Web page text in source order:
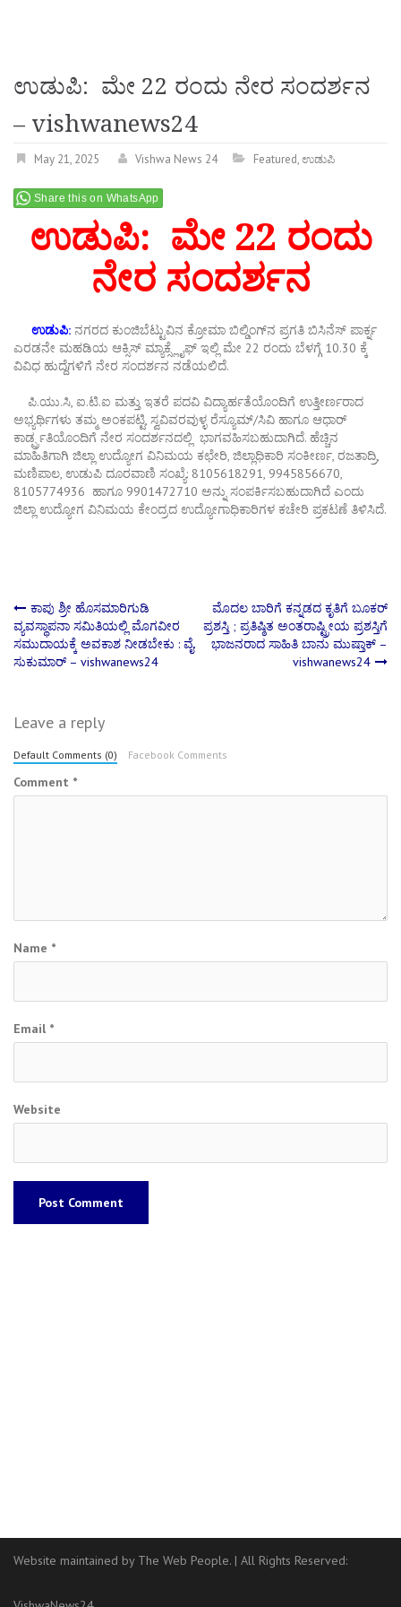
ಉಡುಪಿ: ಮೇ 22 ರಂದು ನೇರ ಸಂದರ್ಶನ
– vishwanews24
May 21, 2025 Vishwa News 24 Featured,ಉಡುಪಿ
Share this on WhatsApp
ಉಡುಪಿ: ಮೇ 22 ರಂದು
ನೇರ ಸಂದರ್ಶನ
ಉಡುಪಿ: ನಗರದ ಕುಂಜಿಬೆಟ್ಟುವಿನ ಕ್ರೋಮಾ ಬಿಲ್ಡಿಂಗ್ನ ಪ್ರಗತಿ ಬಿಸಿನೆಸ್ ಪಾರ್ಕ್ನ
ಎರಡನೇ ಮಹಡಿಯ ಆಕ್ಸಿಸ್ ಮ್ಯಾಕ್ಸ್ಲೈಫ್ ಇಲ್ಲಿ ಮೇ 22 ರಂದು ಬೆಳಗ್ಗೆ 10.30 ಕ್ಕೆ
ವಿವಿಧ ಹುದ್ದೆಗಳಿಗೆ ನೇರ ಸಂದರ್ಶನ ನಡೆಯಲಿದೆ.
ಪಿ.ಯು.ಸಿ, ಐ.ಟಿ.ಐ ಮತ್ತು ಇತರೆ ಪದವಿ ವಿದ್ಯಾರ್ಹತೆಯೊಂದಿಗೆ ಉತ್ತೀರ್ಣರಾದ
ಅಭ್ಯರ್ಥಿಗಳು ತಮ್ಮ ಅಂಕಪಟ್ಟಿ, ಸ್ವವಿವರವುಳ್ಳ ರೆಸ್ಯೂಮ್/ಸಿವಿ ಹಾಗೂ ಆಧಾರ್
ಕಾರ್ಡ್ಪ್ರತಿಯೊಂದಿಗೆ ನೇರ ಸಂದರ್ಶನದಲ್ಲಿ ಭಾಗವಹಿಸಬಹುದಾಗಿದೆ. ಹೆಚ್ಚಿನ
ಮಾಹಿತಿಗಾಗಿ ಜಿಲ್ಲಾ ಉದ್ಯೋಗ ವಿನಿಮಯ ಕಛೇರಿ, ಜಿಲ್ಲಾಧಿಕಾರಿ ಸಂಕೀರ್ಣ, ರಜತಾದ್ರಿ,
ಮಣಿಪಾಲ, ಉಡುಪಿ ದೂರವಾಣಿ ಸಂಖ್ಯೆ: 8105618291, 9945856670,
8105774936 ಹಾಗೂ 9901472710 ಅನ್ನು ಸಂಪರ್ಕಿಸಬಹುದಾಗಿದೆ ಎಂದು
ಜಿಲ್ಲಾ ಉದ್ಯೋಗ ವಿನಿಮಯ ಕೇಂದ್ರದ ಉದ್ಯೋಗಾಧಿಕಾರಿಗಳ ಕಚೇರಿ ಪ್ರಕಟಣೆ ತಿಳಿಸಿದೆ.
Post
navigation
ಕಾಪು ಶ್ರೀ ಹೊಸಮಾರಿಗುಡಿ
ವ್ಯವಸ್ಥಾಪನಾ ಸಮಿತಿಯಲ್ಲಿ ಮೊಗವೀರ
ಸಮುದಾಯಕ್ಕೆ ಅವಕಾಶ ನೀಡಬೇಕು : ವೈ.
ಸುಕುಮಾರ್ – vishwanews24
ಮೊದಲ ಬಾರಿಗೆ ಕನ್ನಡದ ಕೃತಿಗೆ ಬೂಕರ್
ಪ್ರಶಸ್ತಿ ; ಪ್ರತಿಷ್ಠಿತ ಅಂತರಾಷ್ಟ್ರೀಯ ಪ್ರಶಸ್ತಿಗೆ
ಭಾಜನರಾದ ಸಾಹಿತಿ ಬಾನು ಮುಷ್ತಾಕ್ –
vishwanews24
Leave a reply
Default Comments (0) Facebook Comments
Comment *
Name *
Email *
Website
Website maintained by The Web People. | All Rights Reserved: